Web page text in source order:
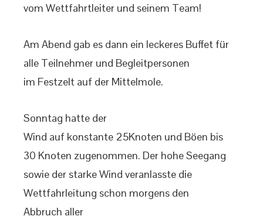
vom Wettfahrtleiter und seinem Team!
Am Abend gab es dann ein leckeres Buffet für
alle Teilnehmer und Begleitpersonen
im Festzelt auf der Mittelmole.
Sonntag hatte der
Wind auf konstante 25Knoten und Böen bis
30 Knoten zugenommen. Der hohe Seegang
sowie der starke Wind veranlasste die
Wettfahrleitung schon morgens den
Abbruch aller